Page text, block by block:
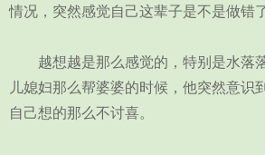
情况，突然感觉自己这辈子是不是做错
越想越是那么感觉的，特别是水落
儿媳妇那么帮婆婆的时候，他突然意识
自己想的那么不讨喜。